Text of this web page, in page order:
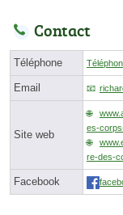
Contact
Téléphone
Email
Site web
es-
re-des-
Facebook